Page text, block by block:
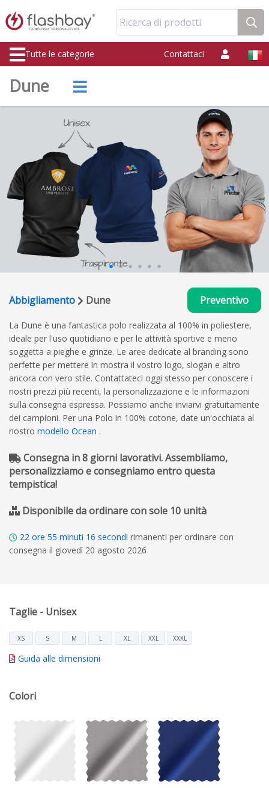
Ricerca di prodotti
Tutte le categorie Contattaci
Dune
Abbigliamento Dune Preventivo
La Dune è una fantastica polo realizzata al 100% in poliestere,
ideale per l'uso quotidiano e per le attività sportive e meno
soggetta a pieghe e grinze. Le aree dedicate al branding sono
perfette per mettere in mostra il vostro logo, slogan e altro
ancora con vero stile. Contattateci oggi stesso per conoscere i
nostri prezzi più recenti, la personalizzazione e le informazioni
sulla consegna espressa. Possiamo anche inviarvi gratuitamente
dei campioni. Per una Polo in 100% cotone, date un'occhiata al
nostro modello Ocean .
Consegna in 8 giorni lavorativi. Assembliamo,
personalizziamo e consegniamo entro questa
tempistica!
Disponibile da ordinare con sole 10 unità
22 ore 55 minuti 15 secondi rimanenti per ordinare con
consegna il giovedì 20 agosto 2026
Taglie - Unisex
XS S M L XL XXL XXXL
Guida alle dimensioni
Colori